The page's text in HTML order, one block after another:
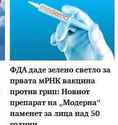
ФДА даде зелено светло за
првата мРНК вакцина
против грип: Новиот
препарат на „Модерна“
наменет за лица над 50